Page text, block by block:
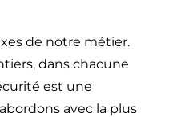
de notre métier.
dans chacune
est une
avec la plus